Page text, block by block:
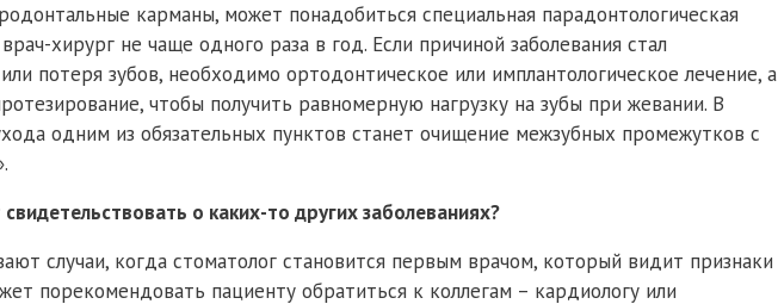
карманы, может понадобиться специальная парадонтологическая
хирург не чаще одного раза в год. Если причиной заболевания стал
потеря зубов, необходимо ортодонтическое или имплантологическое лечение, а
чтобы получить равномерную нагрузку на зубы при жевании. В
одним из обязательных пунктов станет очищение межзубных промежутков с
о каких-то других заболеваниях?
случаи, когда стоматолог становится первым врачом, который видит признаки
порекомендовать пациенту обратиться к коллегам – кардиологу или